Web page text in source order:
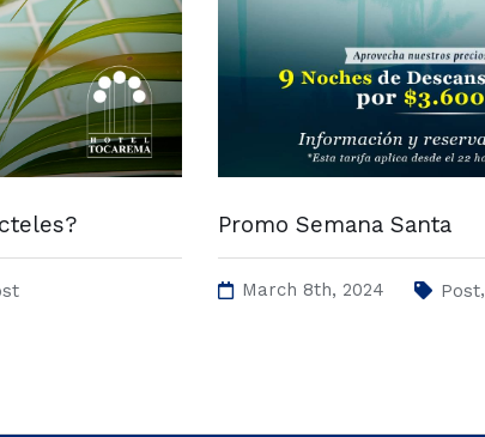
Promo Semana Santa
March 8th, 2024 Post,